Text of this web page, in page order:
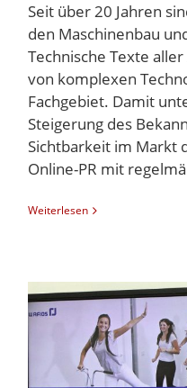
Seit über 20 Jahren
den Maschinenbau
Technische Texte
von komplexen
Fachgebiet. Damit
Steigerung des
Sichtbarkeit im Markt
Online-PR mit
Weiterlesen